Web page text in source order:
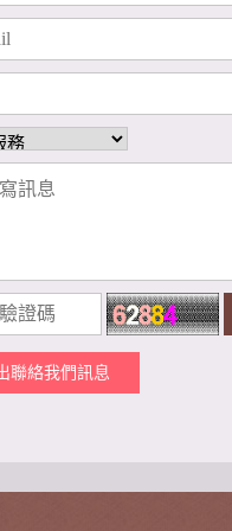
聯絡我們訊息